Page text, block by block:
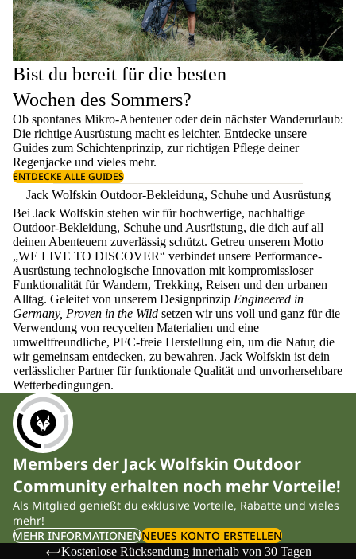
Bist du bereit für die besten
Wochen des Sommers?
Ob spontanes Mikro-Abenteuer oder dein nächster Wanderurlaub:
Die richtige Ausrüstung macht es leichter. Entdecke unsere
Guides zum Schichtenprinzip, zur richtigen Pflege deiner
Regenjacke und vieles mehr.
ENTDECKE ALLE GUIDES
Jack Wolfskin Outdoor-Bekleidung, Schuhe und Ausrüstung
Bei Jack Wolfskin stehen wir für hochwertige, nachhaltige
Outdoor-Bekleidung, Schuhe und Ausrüstung, die dich auf all
deinen Abenteuern zuverlässig schützt. Getreu unserem Motto
„WE LIVE TO DISCOVER“ verbindet unsere Performance-
Ausrüstung technologische Innovation mit kompromissloser
Funktionalität für Wandern, Trekking, Reisen und den urbanen
Alltag. Geleitet von unserem Designprinzip Engineered in
Germany, Proven in the Wild setzen wir uns voll und ganz für die
Verwendung von recycelten Materialien und eine
umweltfreundliche, PFC-freie Herstellung ein, um die Natur, die
wir gemeinsam entdecken, zu bewahren. Jack Wolfskin ist dein
verlässlicher Partner für funktionale Qualität und unvorhersehbare
Wetterbedingungen.
Members der Jack Wolfskin Outdoor
Community erhalten noch mehr Vorteile!
Als Mitglied genießt du exklusive Vorteile, Rabatte und vieles
mehr!
MEHR INFORMATIONENNEUES KONTO ERSTELLEN
Kostenlose Rücksendung innerhalb von 30 Tagen